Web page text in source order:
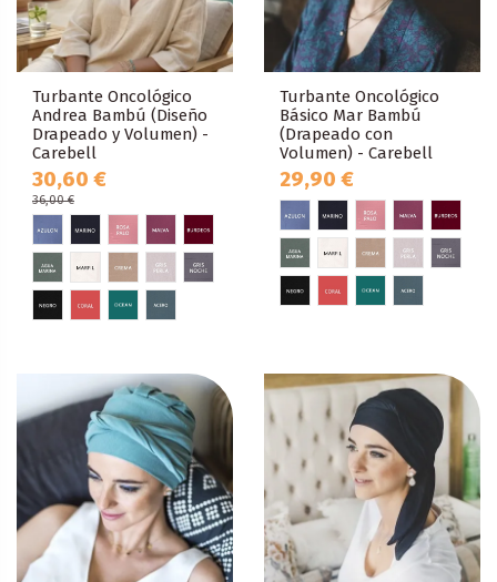
Turbante Oncológico
Andrea Bambú (Diseño
Drapeado y Volumen) -
Carebell
30,60 €
36,00 €
Turbante Oncológico
Básico Mar Bambú
(Drapeado con
Volumen) - Carebell
29,90 €